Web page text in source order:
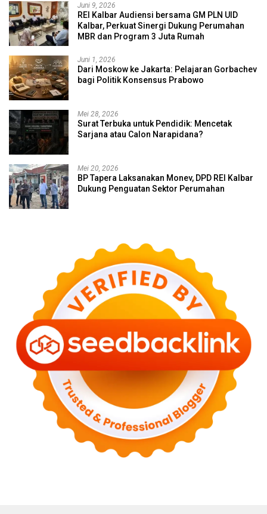
Juni 9, 2026
REI Kalbar Audiensi bersama GM PLN UID
Kalbar, Perkuat Sinergi Dukung Perumahan
MBR dan Program 3 Juta Rumah
Juni 1, 2026
Dari Moskow ke Jakarta: Pelajaran Gorbachev
bagi Politik Konsensus Prabowo
Mei 28, 2026
Surat Terbuka untuk Pendidik: Mencetak
Sarjana atau Calon Narapidana?
Mei 20, 2026
BP Tapera Laksanakan Monev, DPD REI Kalbar
Dukung Penguatan Sektor Perumahan